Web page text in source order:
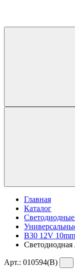
Главная
Каталог
B30 12V
Арт.: 010594(B)